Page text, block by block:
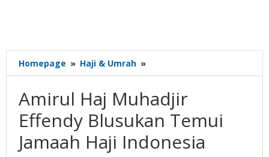
Homepage » Haji & Umrah »
Haj
Effendy
Blusukan
Temui
Jamaah
Haji
Amirul Haj Muhadjir
Effendy Blusukan Temui
Jamaah Haji Indonesia